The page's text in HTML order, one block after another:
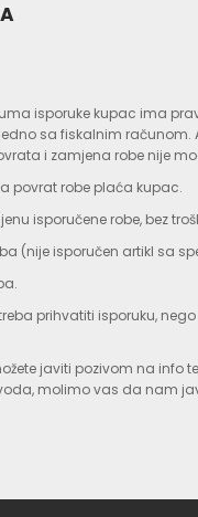
isporuke kupac ima
sa fiskalnim
i zamjena robe nije
povrat robe plaća kupac.
isporučene robe, bez
(nije isporučen artikl sa
prihvatiti isporuku,
javiti pozivom na info
molimo vas da nam